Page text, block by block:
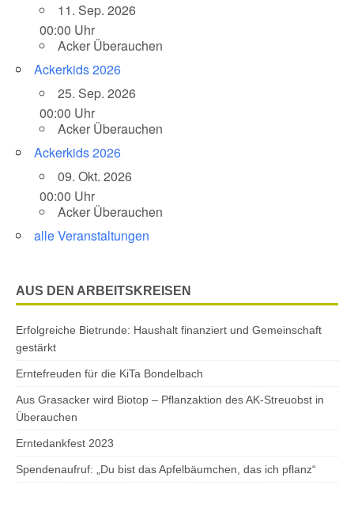
11. Sep. 2026
00:00 Uhr
Acker Überauchen
Ackerkids 2026
25. Sep. 2026
00:00 Uhr
Acker Überauchen
Ackerkids 2026
09. Okt. 2026
00:00 Uhr
Acker Überauchen
alle Veranstaltungen
AUS DEN ARBEITSKREISEN
Erfolgreiche Bietrunde: Haushalt finanziert und Gemeinschaft
gestärkt
Erntefreuden für die KiTa Bondelbach
Aus Grasacker wird Biotop – Pflanzaktion des AK-Streuobst in
Überauchen
Erntedankfest 2023
Spendenaufruf: „Du bist das Apfelbäumchen, das ich pflanz“